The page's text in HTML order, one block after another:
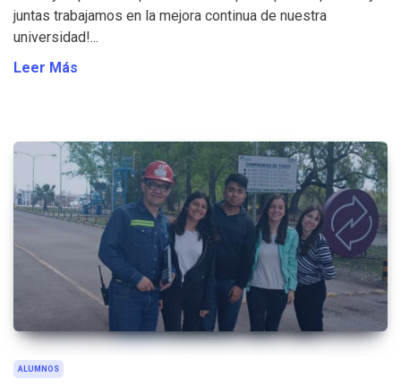
juntas trabajamos en la mejora continua de nuestra
universidad!...
Leer Más
ALUMNOS